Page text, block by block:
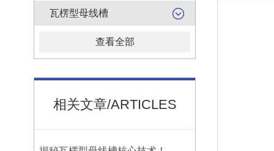
瓦楞型母线槽
查看全部
相关文章/ARTICLES